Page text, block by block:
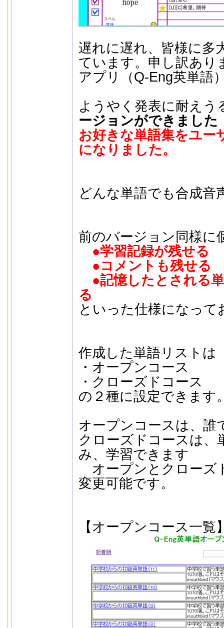
遅れに遅れ、皆様に多
ています。申し訳あり
アプリ（Q-Eng英単語
ようやく発表に耐えう
ージョンができました
お好きな単語集をユー
になりました。
どんな単語でも合成音
前のバージョン同様に
●学習記録が残せる
●コメントも残せる
●記憶したとされる
る
といった仕様になって
作成した単語リストは
・オープンコース
・クローズドコース
の２種に設定できます
オープンコースは、誰
クローズドコースは、
み、学習できます
オープンとクローズ
変更可能です。
【オープンコース一覧